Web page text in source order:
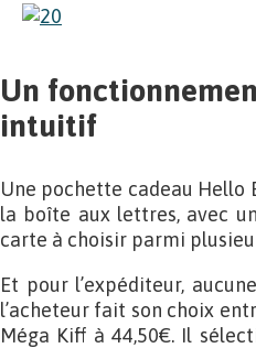
Un
intuitif
Une pochette cadeau Hello
la boîte aux lettres, avec
carte à choisir parmi
Et pour l’expéditeur,
l’acheteur fait son choix
Méga Kiff à 44,50€. Il